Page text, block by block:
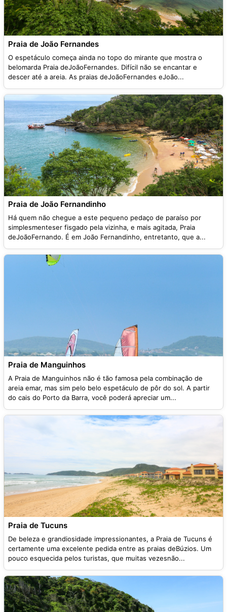
Praia de João Fernandes
O espetáculo começa ainda no topo do mirante que mostra o
belomarda Praia deJoãoFernandes. Difícil não se encantar e
descer até a areia. As praias deJoãoFernandes eJoão...
Praia de João Fernandinho
Há quem não chegue a este pequeno pedaço de paraíso por
simplesmenteser fisgado pela vizinha, e mais agitada, Praia
deJoãoFernando. É em João Fernandinho, entretanto, que a...
Praia de Manguinhos
A Praia de Manguinhos não é tão famosa pela combinação de
areia emar, mas sim pelo belo espetáculo de pôr do sol. A partir
do cais do Porto da Barra, você poderá apreciar um...
Praia de Tucuns
De beleza e grandiosidade impressionantes, a Praia de Tucuns é
certamente uma excelente pedida entre as praias deBúzios. Um
pouco esquecida pelos turistas, que muitas vezesnão...